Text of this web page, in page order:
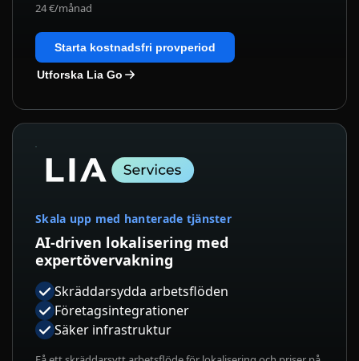
24 €/månad
Starta kostnadsfri provperiod
Utforska Lia Go
Skala upp med hanterade tjänster
AI-driven lokalisering med
expertövervakning
Skräddarsydda arbetsflöden
Företagsintegrationer
Säker infrastruktur